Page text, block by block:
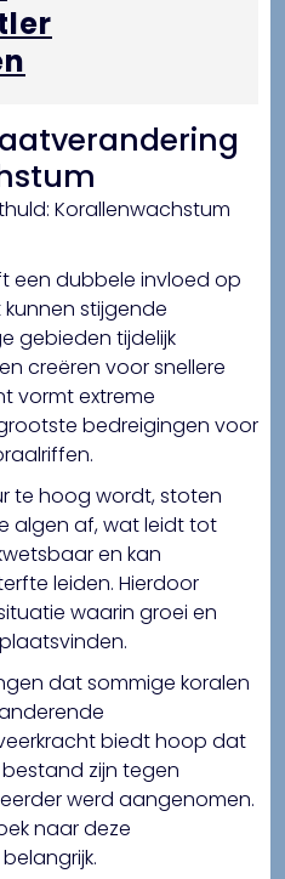
een dubbele invloed op
stijgende
gebieden tijdelijk
creëren voor snellere
vormt extreme
bedreigingen voor
te hoog wordt, stoten
algen af, wat leidt tot
en kan
leiden. Hierdoor
waarin groei en
dat sommige koralen
biedt hoop dat
zijn tegen
werd aangenomen.
naar deze